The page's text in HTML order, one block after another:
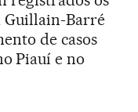
Guillain-Barré
de casos
Piauí e no